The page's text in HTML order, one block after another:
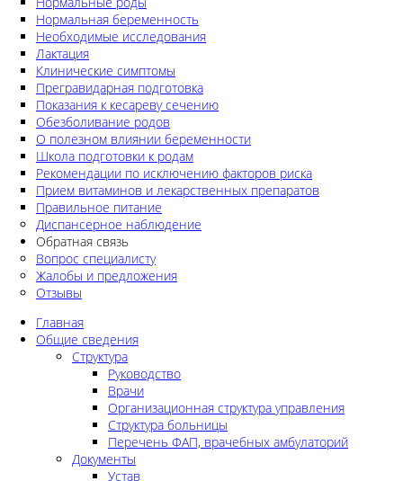
Нормальная беременность
Необходимые исследования
Лактация
Клинические симптомы
Прегравидарная подготовка
Показания к кесареву сечению
Обезболивание родов
О полезном влиянии беременности
Школа подготовки к родам
Рекомендации по исключению факторов риска
Прием витаминов и лекарственных препаратов
Правильное питание
Диспансерное наблюдение
Обратная связь
Вопрос специалисту
Жалобы и предложения
Отзывы
Главная
Общие сведения
Структура
Руководство
Врачи
Организационная структура управления
Структура больницы
Перечень ФАП, врачебных амбулаторий
Документы
Устав